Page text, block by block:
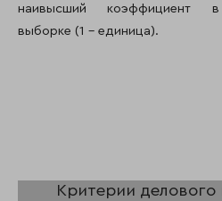
наивысший коэффициент в
выборке (1 – единица).
Критерии делового